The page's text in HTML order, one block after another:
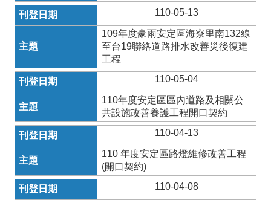
110-05-13
109年度豪雨安定區海寮里南132線
至台19聯絡道路排水改善災後復建
工程
110-05-04
110年度安定區區內道路及相關公
共設施改善養護工程開口契約
110-04-13
110 年度安定區路燈維修改善工程
(開口契約)
110-04-08